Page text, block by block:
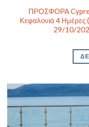
ΠΡΟΣΦΟΡΑ
Κεφαλονιά 4 Ημέρες
29/10/